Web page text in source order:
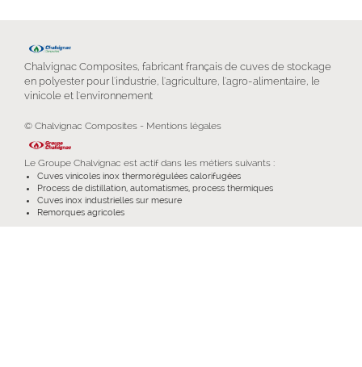
Chalvignac Composites, fabricant français de cuves de stockage
en polyester pour l'industrie, l'agriculture, l'agro-alimentaire, le
vinicole et l'environnement
© Chalvignac Composites - Mentions légales
Le Groupe Chalvignac est actif dans les métiers suivants :
Cuves vinicoles inox thermorégulées calorifugées
Process de distillation, automatismes, process thermiques
Cuves inox industrielles sur mesure
Remorques agricoles